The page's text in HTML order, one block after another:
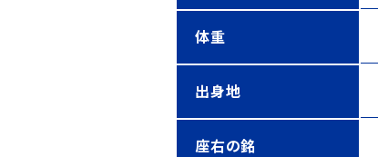
体重
出身地
座右の銘